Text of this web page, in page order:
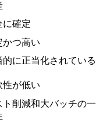
に確定
かつ高い
的に正当化されている
性が低い
ト削減和大バッチの一